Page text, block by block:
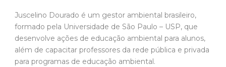
Juscelino Dourado é um gestor ambiental brasileiro,
formado pela Universidade de São Paulo – USP, que
desenvolve ações de educação ambiental para alunos,
além de capacitar professores da rede pública e privada
para programas de educação ambiental.